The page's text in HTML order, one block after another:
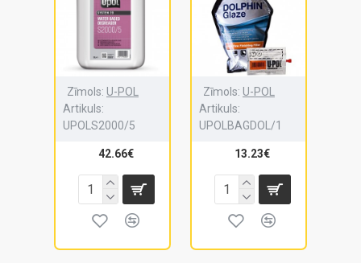
Zīmols: U-POL
Artikuls:
UPOLS2000/5
42.66€
Zīmols: U-POL
Artikuls:
UPOLBAGDOL/1
13.23€